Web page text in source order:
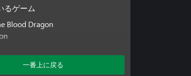
るゲーム
Blood Dragon
ンツ
Awesome Level MAX
一番上に戻る